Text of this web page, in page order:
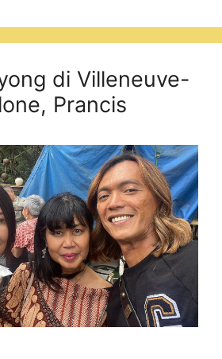
di Villeneuve-
Prancis